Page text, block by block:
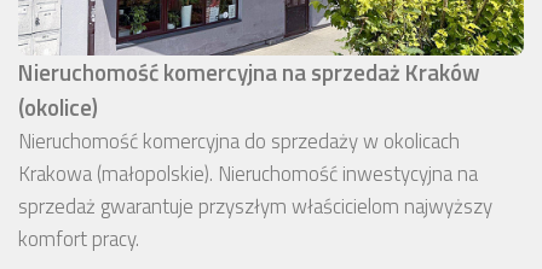
Nieruchomość komercyjna na sprzedaż Kraków
(okolice)
Nieruchomość komercyjna do sprzedaży w okolicach
Krakowa (małopolskie). Nieruchomość inwestycyjna na
sprzedaż gwarantuje przyszłym właścicielom najwyższy
komfort pracy.